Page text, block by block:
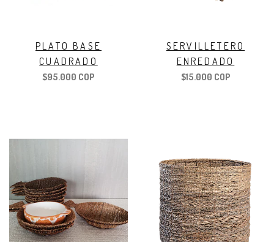
PLATO BASE
CUADRADO
$95.000 COP
SERVILLETERO
ENREDADO
$15.000 COP